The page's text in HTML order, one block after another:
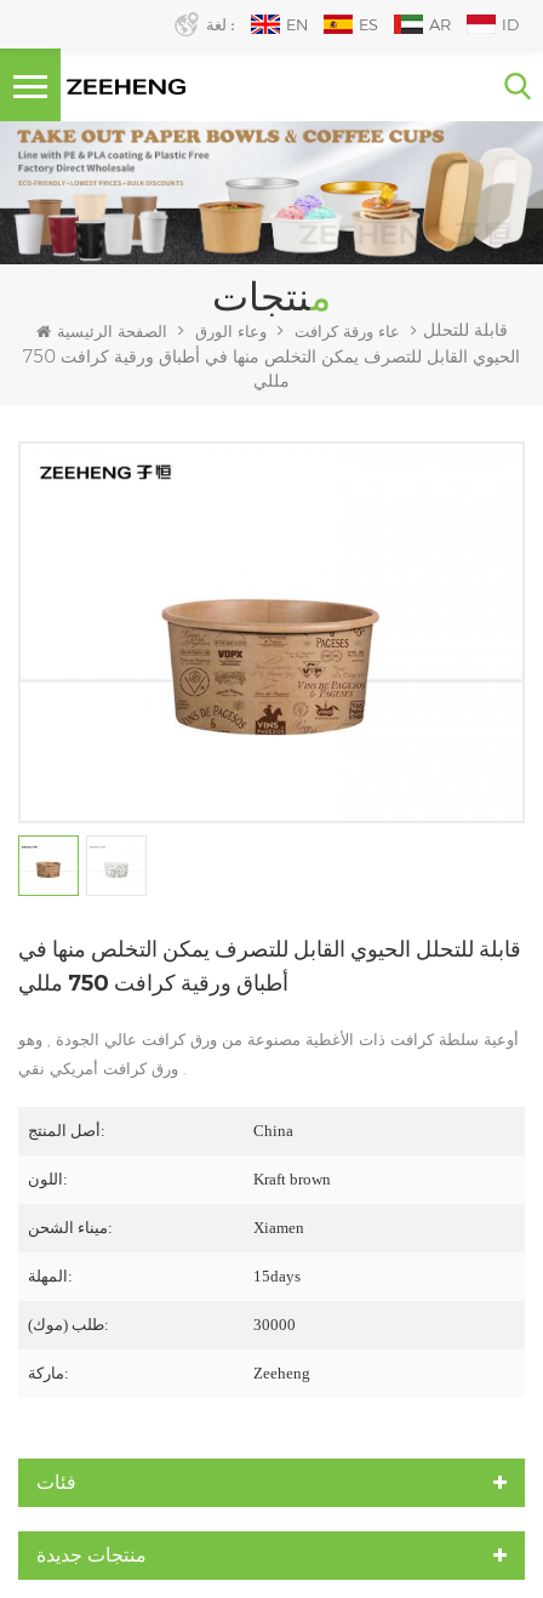
لغة : EN ES AR ID
منتجات
الصفحة الرئيسية وعاء الورق عاء ورقة كرافت
قابلة للتحلل
الحيوي القابل للتصرف يمكن التخلص منها في أطباق ورقية كرافت 750
مللي
قابلة للتحلل الحيوي القابل للتصرف يمكن التخلص منها في
أطباق ورقية كرافت 750 مللي
أوعية سلطة كرافت ذات الأغطية مصنوعة من ورق كرافت عالي الجودة , وهو
أصل المنتج: China
اللون: Kraft brown
ميناء الشحن: Xiamen
المهلة: 15days
طلب (موك): 30000
ماركة: Zeeheng
فئات
منتجات جديدة